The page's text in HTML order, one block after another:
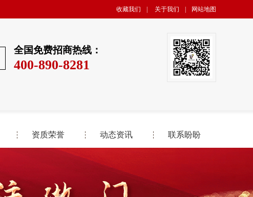
收藏我们 关于我们 网站地图
全国免费招商热线：
400-890-8281
资质荣誉 动态资讯 联系盼盼